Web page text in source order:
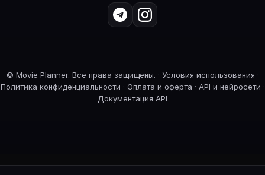
© Movie Planner. Все права защищены. · Условия использования ·
Политика конфиденциальности · Оплата и оферта · API и нейросети ·
Документация API